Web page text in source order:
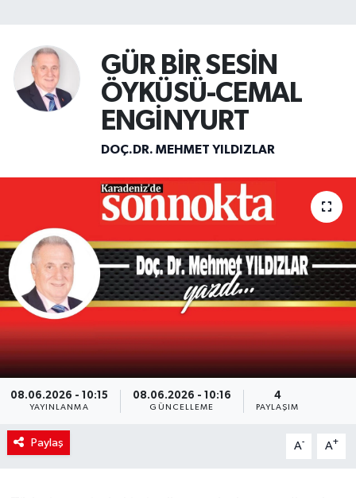
GÜR BİR SESİN
ÖYKÜSÜ-CEMAL
ENGİNYURT
DOÇ.DR. MEHMET YILDIZLAR
08.06.2026 - 10:15
YAYINLANMA
08.06.2026 - 10:16
GÜNCELLEME
4
PAYLAŞIM
Paylaş A- A+
Teknoloji
TRABZON
TRABZONSPOR